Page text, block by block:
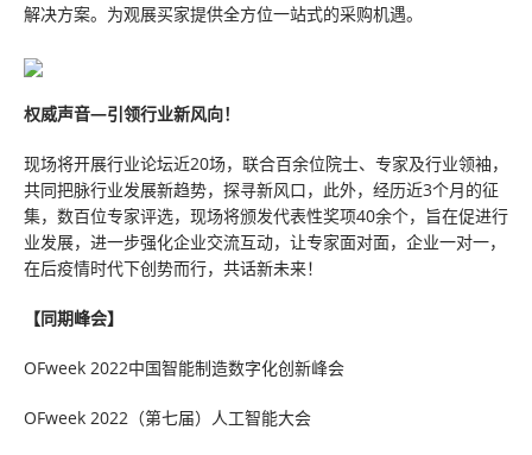
解决方案。为观展买家提供全方位一站式的采购机遇。
权威声音—引领行业新风向！
现场将开展行业论坛近20场，联合百余位院士、专家及行业领袖，
共同把脉行业发展新趋势，探寻新风口，此外，经历近3个月的征
集，数百位专家评选，现场将颁发代表性奖项40余个，旨在促进行
业发展，进一步强化企业交流互动，让专家面对面，企业一对一，
在后疫情时代下创势而行，共话新未来！
【同期峰会】
OFweek 2022中国智能制造数字化创新峰会
OFweek 2022（第七届）人工智能大会